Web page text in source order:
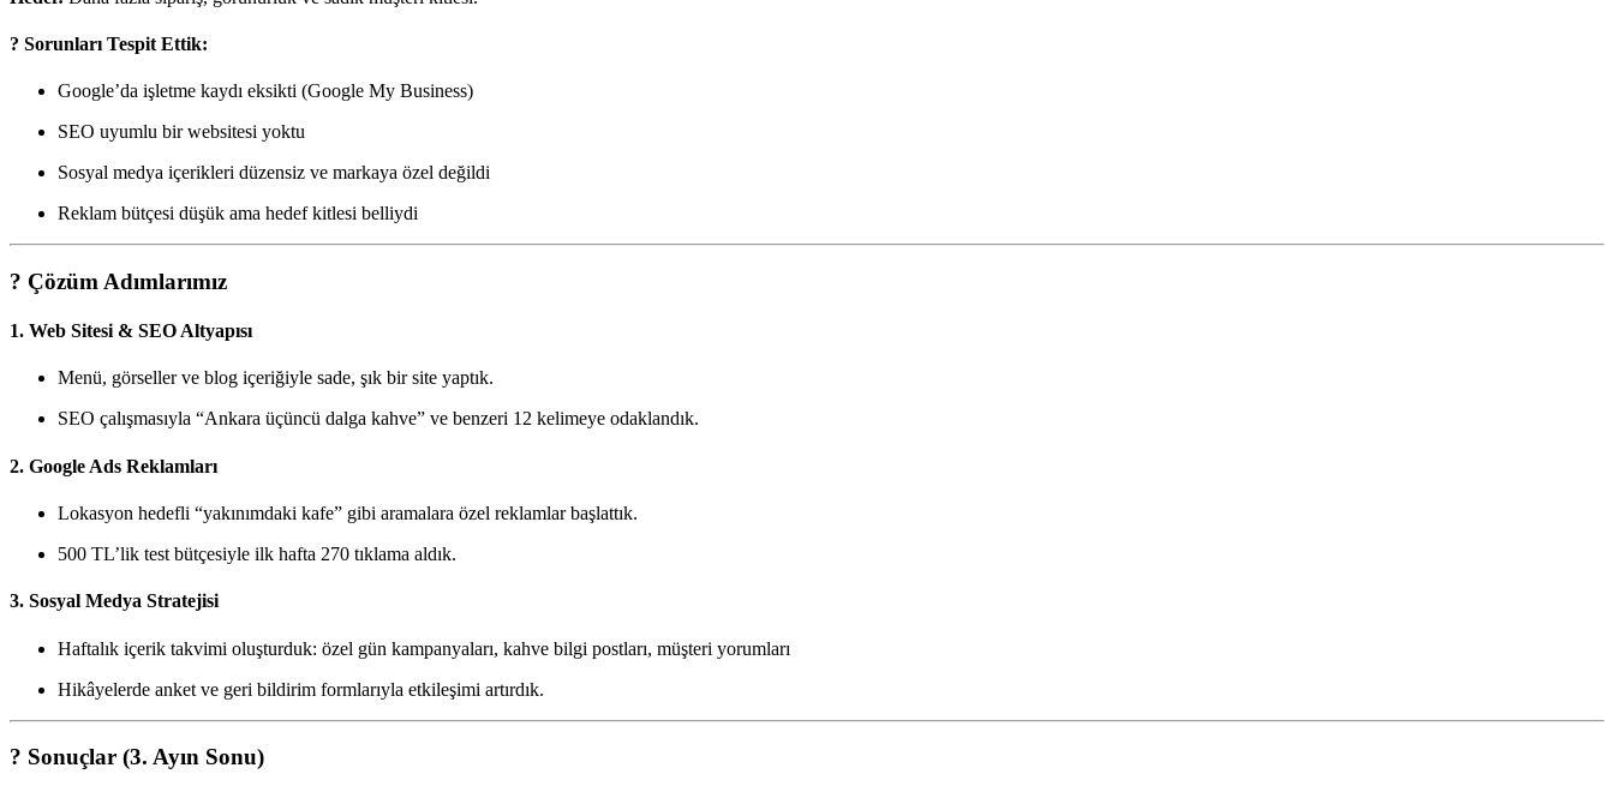
? Sorunları Tespit Ettik:
Google’da işletme kaydı eksikti (Google My Business)
SEO uyumlu bir websitesi yoktu
Sosyal medya içerikleri düzensiz ve markaya özel değildi
Reklam bütçesi düşük ama hedef kitlesi belliydi
? Çözüm Adımlarımız
1. Web Sitesi & SEO Altyapısı
Menü, görseller ve blog içeriğiyle sade, şık bir site yaptık.
SEO çalışmasıyla “Ankara üçüncü dalga kahve” ve benzeri 12 kelimeye odaklandık.
2. Google Ads Reklamları
Lokasyon hedefli “yakınımdaki kafe” gibi aramalara özel reklamlar başlattık.
500 TL’lik test bütçesiyle ilk hafta 270 tıklama aldık.
3. Sosyal Medya Stratejisi
Haftalık içerik takvimi oluşturduk: özel gün kampanyaları, kahve bilgi postları, müşteri yorumları
Hikâyelerde anket ve geri bildirim formlarıyla etkileşimi artırdık.
? Sonuçlar (3. Ayın Sonu)